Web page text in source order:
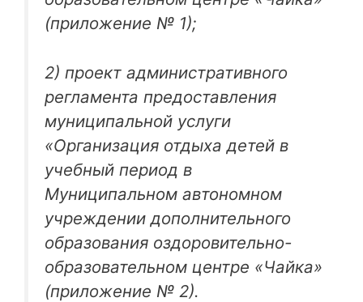
(приложение № 1);
2) проект административного
регламента предоставления
муниципальной услуги
«Организация отдыха детей в
учебный период в
Муниципальном автономном
учреждении дополнительного
образования оздоровительно-
образовательном центре «Чайка»
(приложение № 2).